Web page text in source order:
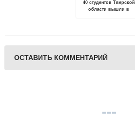
40 студентов Тверской
области вышли в
ОСТАВИТЬ КОММЕНТАРИЙ